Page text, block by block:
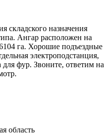
складского назначения
Ангар расположен на
га. Хорошие подъездные
электроподстанция,
для фур. Звоните, ответим на
область